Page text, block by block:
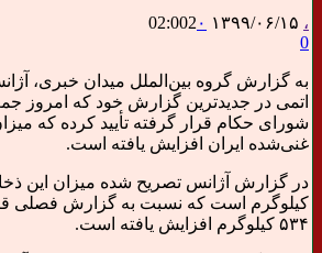
، ۱۳۹۹/۰۶/۱۵ 02:002 ۰
0
به گزارش گروه بین‌الملل میدان خبری،
اتمی در جدیدترین گزارش خود که امروز
شورای حکام قرار گرفته تأیید کرده که
غنی‌شده ایران افزایش یافته است.
کیلوگرم است که نسبت به گزارش فصلی قبل
۵۳۴ کیلوگرم افزایش یافته است.